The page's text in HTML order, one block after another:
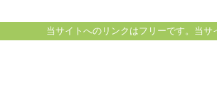
当サイトへのリンクはフリーです。当